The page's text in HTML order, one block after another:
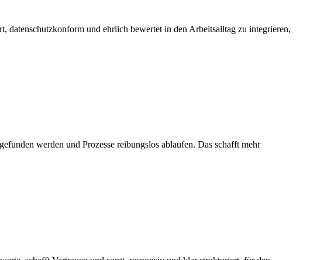
und ehrlich bewertet in den Arbeitsalltag zu integrieren,
werden und Prozesse reibungslos ablaufen. Das schafft mehr